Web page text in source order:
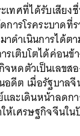
เทศที่ได้รับเสียง
การโรคระบาดที่
ดำเนินการได้ต
รเติบโตได้ค่อน
จหดตัวเป็นเลขส
ดีต เมื่อรัฐบาล
ละเดินหน้าลดก
ห้เศรษฐกิจจีนใ